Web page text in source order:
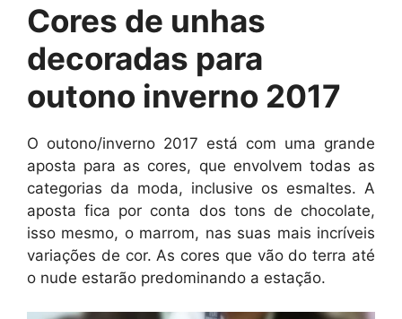
Cores de unhas
decoradas para
outono inverno 2017
O outono/inverno 2017 está com uma grande
aposta para as cores, que envolvem todas as
categorias da moda, inclusive os esmaltes. A
aposta fica por conta dos tons de chocolate,
isso mesmo, o marrom, nas suas mais incríveis
variações de cor. As cores que vão do terra até
o nude estarão predominando a estação.